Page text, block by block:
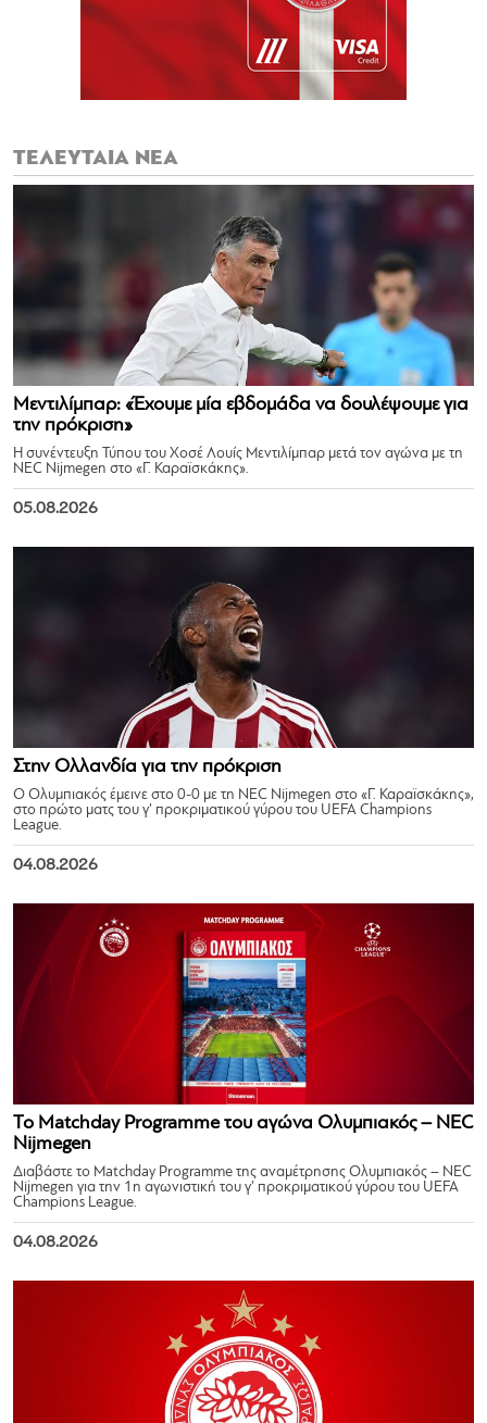
ΤΕΛΕΥΤΑΙΑ ΝΕΑ
Μεντιλίμπαρ: «Έχουμε μία εβδομάδα να δουλέψουμε για
την πρόκριση»
Η συνέντευξη Τύπου του Χοσέ Λουίς Μεντιλίμπαρ μετά τον αγώνα με τη
NEC Nijmegen στο «Γ. Καραϊσκάκης».
05.08.2026
Στην Ολλανδία για την πρόκριση
Ο Ολυμπιακός έμεινε στο 0-0 με τη NEC Nijmegen στο «Γ. Καραϊσκάκης»,
στο πρώτο ματς του γ’ προκριματικού γύρου του UEFA Champions
League.
04.08.2026
Το Matchday Programme του αγώνα Ολυμπιακός – NEC
Nijmegen
Διαβάστε το Matchday Programme της αναμέτρησης Ολυμπιακός – NEC
Nijmegen για την 1η αγωνιστική του γ’ προκριματικού γύρου του UEFA
Champions League.
04.08.2026